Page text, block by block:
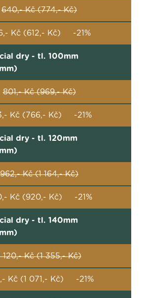
640,- Kč (774,- Kč)
Kč (612,- Kč) -21%
dry - tl. 100mm
801,- Kč (969,- Kč)
Kč (766,- Kč) -21%
dry - tl. 120mm
962,- Kč (1 164,- Kč)
Kč (920,- Kč) -21%
dry - tl. 140mm
120,- Kč (1 355,- Kč)
Kč (1 071,- Kč) -21%